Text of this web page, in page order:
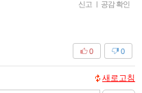
신고 | 공감 확인
0
0
새로고침